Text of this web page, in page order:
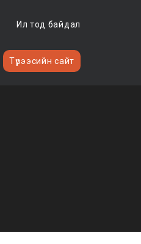
Ил тод байдал
Түрээсийн сайт